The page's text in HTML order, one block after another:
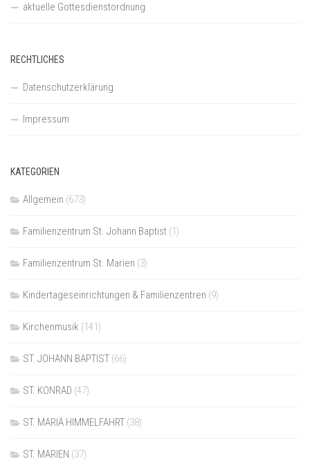
aktuelle Gottesdienstordnung
RECHTLICHES
Datenschutzerklärung
Impressum
KATEGORIEN
Allgemein (673)
Familienzentrum St. Johann Baptist (1)
Familienzentrum St. Marien (3)
Kindertageseinrichtungen & Familienzentren (9)
Kirchenmusik (141)
ST. JOHANN BAPTIST (66)
ST. KONRAD (47)
ST. MARIÄ HIMMELFAHRT (38)
ST. MARIEN (37)